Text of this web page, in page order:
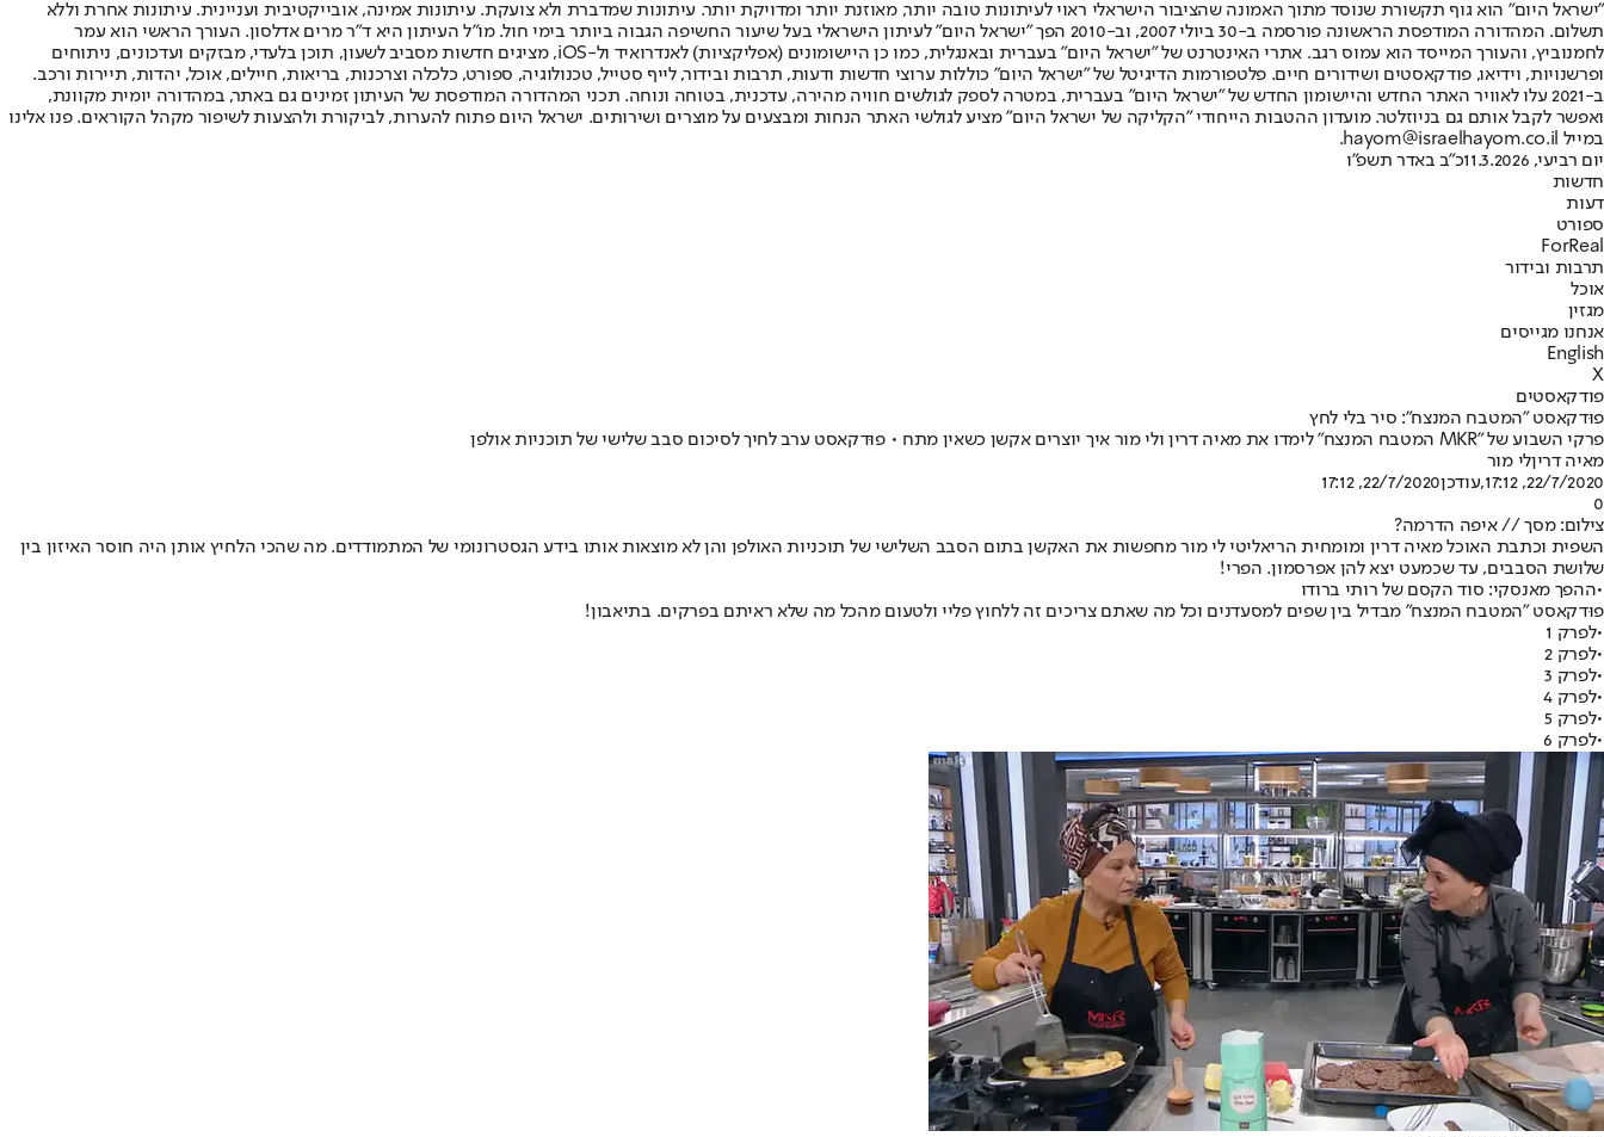
"ישראל היום" הוא גוף תקשורת שנוסד מתוך האמונה שהציבור הישראלי ראוי לעיתונות טובה יותר, מאוזנת יותר ומדויקת יותר. עיתונות שמדברת ולא צועקת. עיתונות אמינה, אובייקטיבית ועניינית. עיתונות אחרת וללא
תשלום. המהדורה המודפסת הראשונה פורסמה ב-30 ביולי 2007, וב-2010 הפך "ישראל היום" לעיתון הישראלי בעל שיעור החשיפה הגבוה ביותר בימי חול. מו"ל העיתון היא ד"ר מרים אדלסון. העורך הראשי הוא עמר
לחמנוביץ, והעורך המייסד הוא עמוס רגב. אתרי האינטרנט של "ישראל היום" בעברית ובאנגלית, כמו כן היישומונים (אפליקציות) לאנדרואיד ול-iOS, מציגים חדשות מסביב לשעון, תוכן בלעדי, מבזקים ועדכונים, ניתוחים
ופרשנויות, וידיאו, פודקאסטים ושידורים חיים. פלטפורמות הדיגיטל של "ישראל היום" כוללות ערוצי חדשות ודעות, תרבות ובידור, לייף סטייל, טכנולוגיה, ספורט, כלכלה וצרכנות, בריאות, חיילים, אוכל, יהדות, תיירות ורכב.
ב-2021 עלו לאוויר האתר החדש והיישומון החדש של "ישראל היום" בעברית, במטרה לספק לגולשים חוויה מהירה, עדכנית, בטוחה ונוחה. תכני המהדורה המודפסת של העיתון זמינים גם באתר, במהדורה יומית מקוונת,
ואפשר לקבל אותם גם בניוזלטר. מועדון ההטבות הייחודי "הקליקה של ישראל היום" מציע לגולשי האתר הנחות ומבצעים על מוצרים ושירותים. ישראל היום פתוח להערות, לביקורת ולהצעות לשיפור מקהל הקוראים. פנו אלינו
במייל hayom@israelhayom.co.il.
יום רביעי, 11.3.2026
כ"ב באדר תשפ"ו
חדשות
דעות
ספורט
ForReal
תרבות ובידור
אוכל
מגזין
אנחנו מגייסים
English
X
פודקאסטים
פוּדקאסט "המטבח המנצח": סיר בלי לחץ
פרקי השבוע של "MKR המטבח המנצח" לימדו את מאיה דרין ולי מור איך יוצרים אקשן כשאין מתח • פוּדקאסט ערב לחיך לסיכום סבב שלישי של תוכניות אולפן
מאיה דריןלי מור
22/7/2020, 17:12
,עודכן22/7/2020, 17:12
0
צילום: מסך // איפה הדרמה?
השפית וכתבת האוכל מאיה דרין ומומחית הריאליטי לי מור מחפשות את האקשן בתום הסבב השלישי של תוכניות האולפן והן לא מוצאות אותו בידע הגסטרונומי של המתמודדים. מה שהכי הלחיץ אותן היה חוסר האיזון בין
שלושת הסבבים, עד שכמעט יצא להן אפרסמון. הפרי!
•ההפך מאנסקי: סוד הקסם של רותי ברודו
פוּדקאסט "המטבח המנצח" מבדיל בין שפים למסעדנים וכל מה שאתם צריכים זה ללחוץ פליי ולטעום מהכל מה שלא ראיתם בפרקים. בתיאבון!
•לפרק 1
•לפרק 2
•לפרק 3
•לפרק 4
•לפרק 5
•לפרק 6